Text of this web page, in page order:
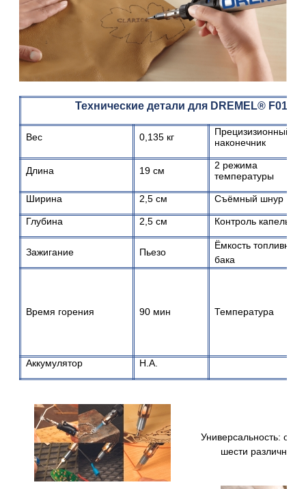
Технические детали для DREMEL®
Вес 0,135 кг
Прецизизионный
наконечник
Длина 19 см
2 режима
температуры
Ширина 2,5 см Съёмный шнур
Глубина 2,5 см Контроль капель
Зажигание Пьезо
Ёмкость топливного
бака
Время горения 90 мин Температура
Аккумулятор H.A.
Универсальность:
шести различных